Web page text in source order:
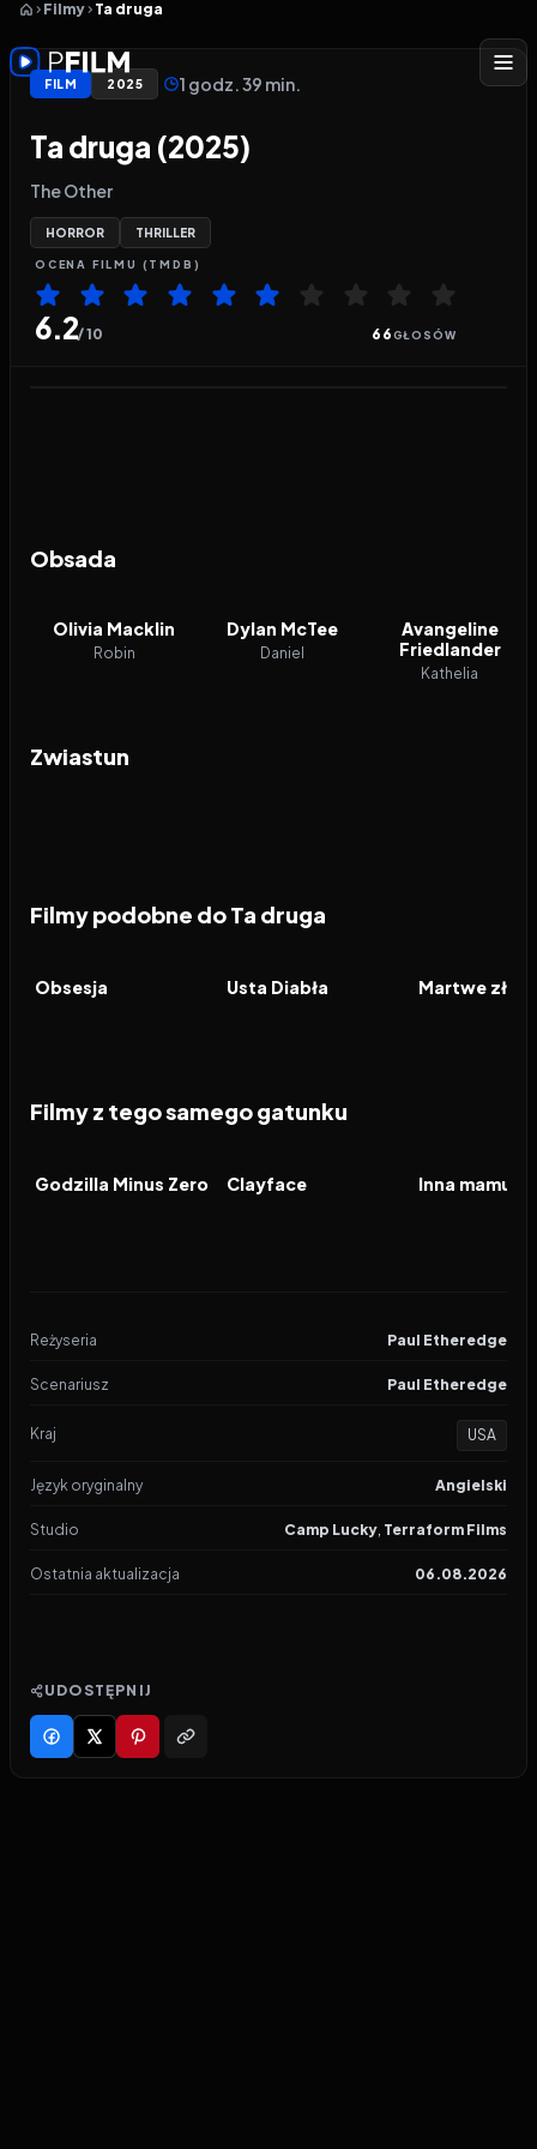
Filmy Ta druga
FILM 2025 1 godz. 39 min.
Ta druga (2025)
The Other
HORROR THRILLER
OCENA FILMU (TMDB)
6.2/ 10 66GŁOSÓW
Obsada
Olivia Macklin
Robin
Dylan McTee
Daniel
Avangeline
Friedlander
Kathelia
Zwiastun
Filmy podobne do Ta druga
FILM
Obsesja FILM
Usta Diabła FILM
Martwe zło:
Filmy z tego samego gatunku
FILM
Godzilla Minus Zero FILM
Clayface FILM
Inna mamusia
Reżyseria Paul Etheredge
Scenariusz Paul Etheredge
Kraj USA
Język oryginalny Angielski
Studio Camp Lucky, Terraform Films
Ostatnia aktualizacja 06.08.2026
UDOSTĘPNIJ